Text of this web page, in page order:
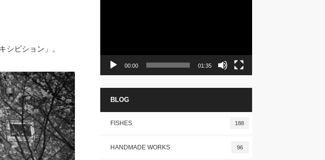
シビション」。
00:00 01:35
BLOG
FISHES 188
HANDMADE WORKS 96